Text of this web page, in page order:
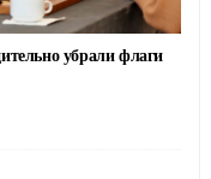
убрали флаги